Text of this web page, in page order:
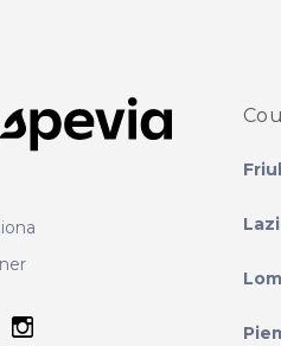
su facebook
su youtube
seguici su